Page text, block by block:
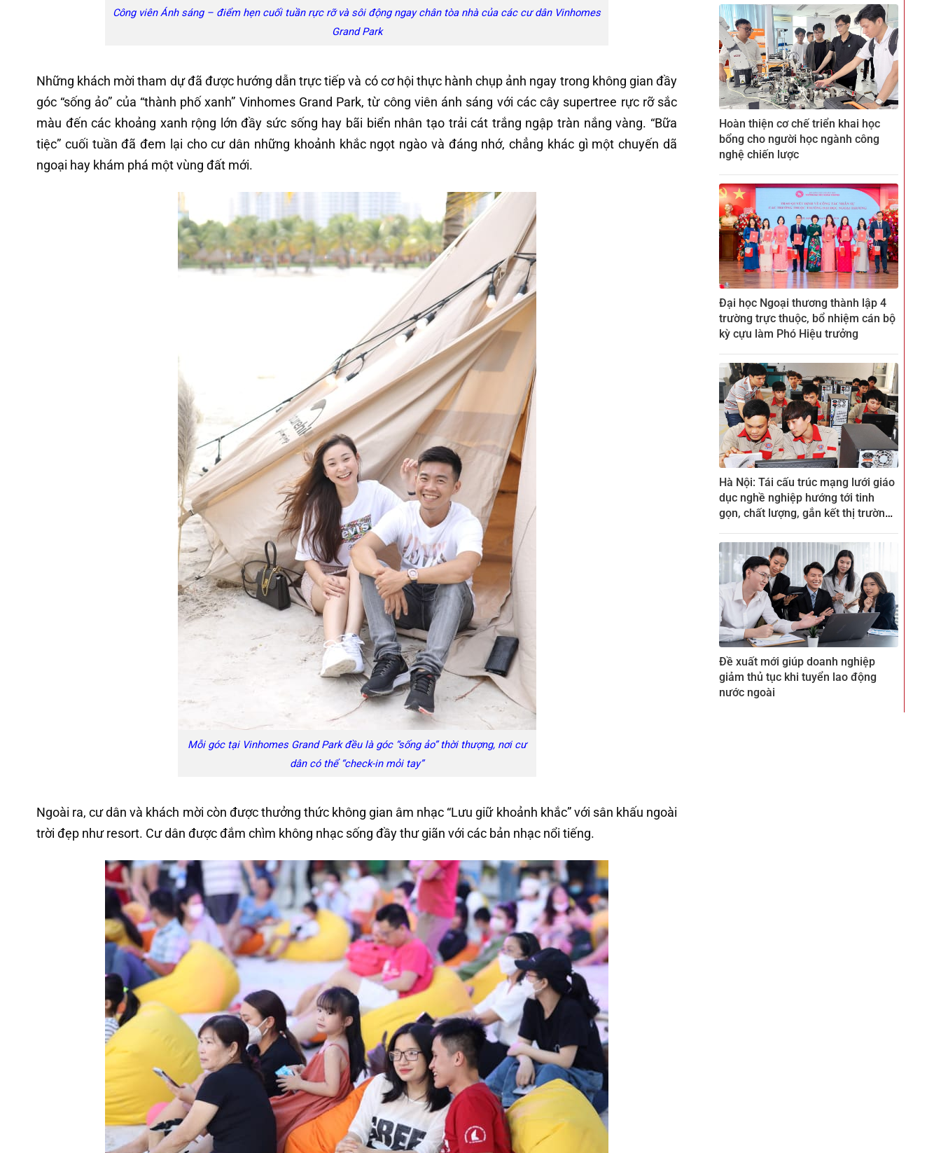
Công viên Ánh sáng – điểm hẹn cuối tuần rực rỡ và sôi động ngay chân tòa nhà của các cư dân Vinhomes
Grand Park
Những khách mời tham dự đã được hướng dẫn trực tiếp và có cơ hội thực hành chụp ảnh ngay trong không gian đầy
góc “sống ảo” của “thành phố xanh” Vinhomes Grand Park, từ công viên ánh sáng với các cây supertree rực rỡ sắc
màu đến các khoảng xanh rộng lớn đầy sức sống hay bãi biển nhân tạo trải cát trắng ngập tràn nắng vàng. “Bữa
tiệc” cuối tuần đã đem lại cho cư dân những khoảnh khắc ngọt ngào và đáng nhớ, chẳng khác gì một chuyến dã
ngoại hay khám phá một vùng đất mới.
Mỗi góc tại Vinhomes Grand Park đều là góc “sống ảo” thời thượng, nơi cư
dân có thể “check-in mỏi tay”
Ngoài ra, cư dân và khách mời còn được thưởng thức không gian âm nhạc “Lưu giữ khoảnh khắc” với sân khấu ngoài
trời đẹp như resort. Cư dân được đắm chìm không nhạc sống đầy thư giãn với các bản nhạc nổi tiếng.
Hoàn thiện cơ chế triển khai học
bổng cho người học ngành công
nghệ chiến lược
Đại học Ngoại thương thành lập 4
trường trực thuộc, bổ nhiệm cán bộ
kỳ cựu làm Phó Hiệu trưởng
Hà Nội: Tái cấu trúc mạng lưới giáo
dục nghề nghiệp hướng tới tinh
gọn, chất lượng, gắn kết thị trường
Đề xuất mới giúp doanh nghiệp
giảm thủ tục khi tuyển lao động
nước ngoài